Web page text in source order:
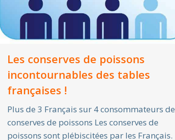
Les conserves de poissons
incontournables des tables
françaises !
Plus de 3 Français sur 4 consommateurs de
conserves de poissons Les conserves de
poissons sont plébiscitées par les Français.